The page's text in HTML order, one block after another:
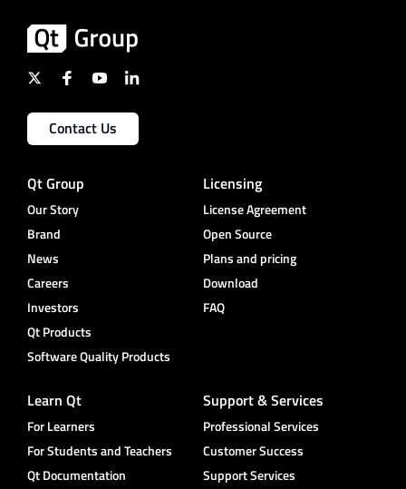
Contact Us
Qt Group
Our Story
Brand
News
Careers
Investors
Qt Products
Software Quality Products
Licensing
License Agreement
Open Source
Plans and pricing
Download
FAQ
Learn Qt
For Learners
For Students and Teachers
Qt Documentation
Support & Services
Professional Services
Customer Success
Support Services